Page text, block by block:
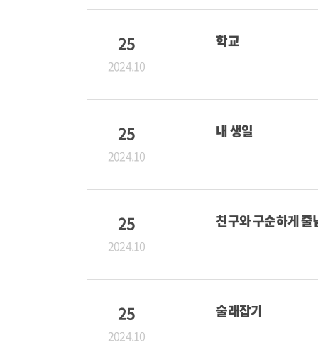
25
2024.10
학교
25
2024.10
내 생일
25
2024.10
친구와 구순하게 줄
25
2024.10
술래잡기